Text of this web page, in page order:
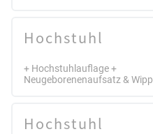
Hochstuhl
+ Hochstuhlauflage +
Neugeborenenaufsatz &
Hochstuhl